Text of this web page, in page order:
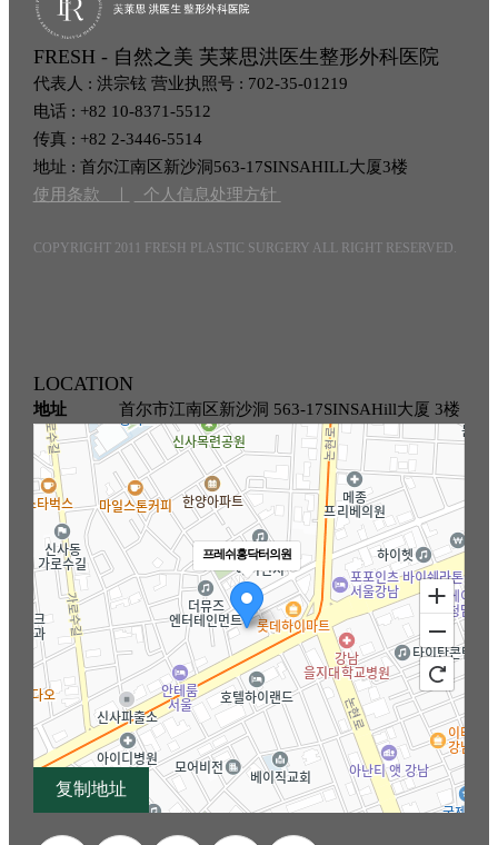
FRESH - 自然之美 芙莱思洪医生整形外科医院
代表人 : 洪宗铉 营业执照号 : 702-35-01219
电话 : +82 10-8371-5512
传真 : +82 2-3446-5514
地址 : 首尔江南区新沙洞563-17SINSAHILL大厦3楼
使用条款 ㅣ
个人信息处理方针
COPYRIGHT 2011 FRESH PLASTIC SURGERY ALL RIGHT RESERVED.
LOCATION
地址 首尔市江南区新沙洞 563-17SINSAHill大厦 3楼
复制地址
프레쉬홍닥터의원